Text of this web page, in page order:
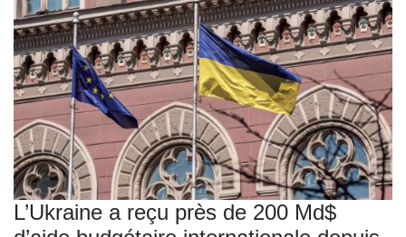
L’Ukraine a reçu près de 200 Md$